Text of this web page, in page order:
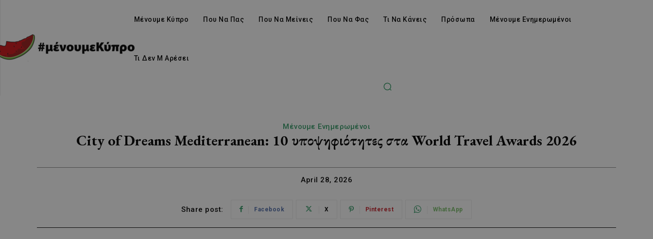
Μένουμε Κύπρο Που Να Πας Που Να Μείνεις Που Να Φας Τι Να Κάνεις Πρόσωπα Μένουμε Ενημερωμένοι
Τι Δεν Μ Αρέσει
Μένουμε Ενημερωμένοι
City of Dreams Mediterranean: 10 υποψηφιότητες στα World Travel Awards 2026
April 28, 2026
Share post: Facebook X Pinterest WhatsApp